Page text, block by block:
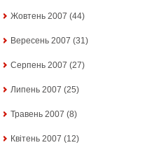
Жовтень 2007 (44)
Вересень 2007 (31)
Серпень 2007 (27)
Липень 2007 (25)
Травень 2007 (8)
Квітень 2007 (12)